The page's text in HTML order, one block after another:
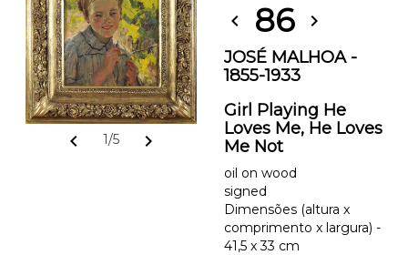
chevron_left 1/5 chevron_right
chevron_left 86 chevron_right
JOSÉ MALHOA -
1855-1933
Girl Playing He
Loves Me, He Loves
Me Not
oil on wood
signed
Dimensões (altura x
comprimento x largura) -
41,5 x 33 cm